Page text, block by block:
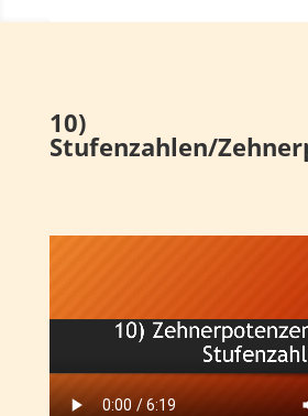
10)
Stufenzahlen/